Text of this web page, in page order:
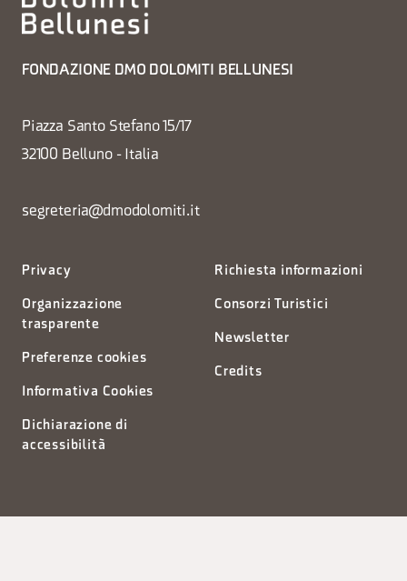
FONDAZIONE DMO DOLOMITI BELLUNESI
Piazza Santo Stefano 15/17
32100 Belluno - Italia
segreteria@dmodolomiti.it
Privacy
Organizzazione
trasparente
Preferenze cookies
Informativa Cookies
Dichiarazione di
accessibilità
Richiesta informazioni
Consorzi Turistici
Newsletter
Credits